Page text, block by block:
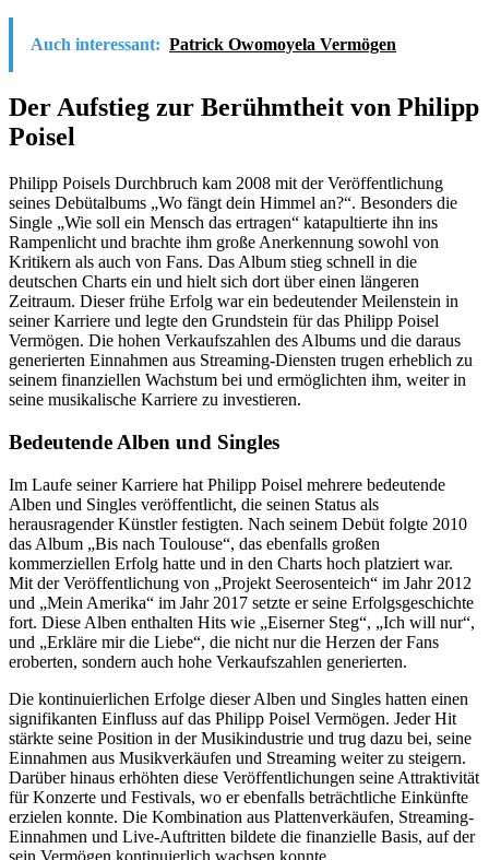
Auch interessant: Patrick Owomoyela Vermögen
Der Aufstieg zur Berühmtheit von Philipp
Poisel
Philipp Poisels Durchbruch kam 2008 mit der Veröffentlichung
seines Debütalbums „Wo fängt dein Himmel an?“. Besonders die
Single „Wie soll ein Mensch das ertragen“ katapultierte ihn ins
Rampenlicht und brachte ihm große Anerkennung sowohl von
Kritikern als auch von Fans. Das Album stieg schnell in die
deutschen Charts ein und hielt sich dort über einen längeren
Zeitraum. Dieser frühe Erfolg war ein bedeutender Meilenstein in
seiner Karriere und legte den Grundstein für das Philipp Poisel
Vermögen. Die hohen Verkaufszahlen des Albums und die daraus
generierten Einnahmen aus Streaming-Diensten trugen erheblich zu
seinem finanziellen Wachstum bei und ermöglichten ihm, weiter in
seine musikalische Karriere zu investieren.
Bedeutende Alben und Singles
Im Laufe seiner Karriere hat Philipp Poisel mehrere bedeutende
Alben und Singles veröffentlicht, die seinen Status als
herausragender Künstler festigten. Nach seinem Debüt folgte 2010
das Album „Bis nach Toulouse“, das ebenfalls großen
kommerziellen Erfolg hatte und in den Charts hoch platziert war.
Mit der Veröffentlichung von „Projekt Seerosenteich“ im Jahr 2012
und „Mein Amerika“ im Jahr 2017 setzte er seine Erfolgsgeschichte
fort. Diese Alben enthalten Hits wie „Eiserner Steg“, „Ich will nur“,
und „Erkläre mir die Liebe“, die nicht nur die Herzen der Fans
eroberten, sondern auch hohe Verkaufszahlen generierten.
Die kontinuierlichen Erfolge dieser Alben und Singles hatten einen
signifikanten Einfluss auf das Philipp Poisel Vermögen. Jeder Hit
stärkte seine Position in der Musikindustrie und trug dazu bei, seine
Einnahmen aus Musikverkäufen und Streaming weiter zu steigern.
Darüber hinaus erhöhten diese Veröffentlichungen seine Attraktivität
für Konzerte und Festivals, wo er ebenfalls beträchtliche Einkünfte
erzielen konnte. Die Kombination aus Plattenverkäufen, Streaming-
Einnahmen und Live-Auftritten bildete die finanzielle Basis, auf der
sein Vermögen kontinuierlich wachsen konnte.